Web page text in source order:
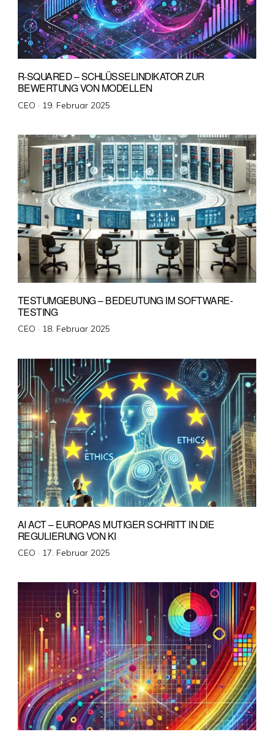
R-SQUARED – SCHLÜSSELINDIKATOR ZUR
BEWERTUNG VON MODELLEN
CEO · Veröffentlicht
19. Februar 2025
TESTUMGEBUNG – BEDEUTUNG IM SOFTWARE-
TESTING
CEO · Veröffentlicht
18. Februar 2025
AI ACT – EUROPAS MUTIGER SCHRITT IN DIE
REGULIERUNG VON KI
CEO · Veröffentlicht
17. Februar 2025